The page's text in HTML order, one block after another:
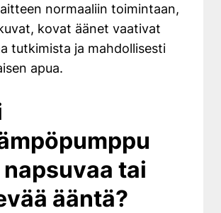
normaaliin toimintaan,
kovat äänet vaativat
tutkimista ja mahdollisesti
apua.
tai
ääntä?